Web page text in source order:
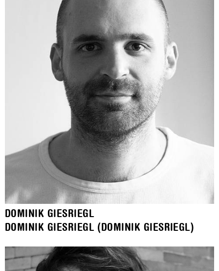
DOMINIK GIESRIEGL
DOMINIK GIESRIEGL (DOMINIK GIESRIEGL)